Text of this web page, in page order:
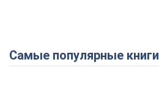
Самые популярные книги